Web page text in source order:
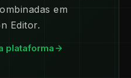
em
Editor.
plataforma